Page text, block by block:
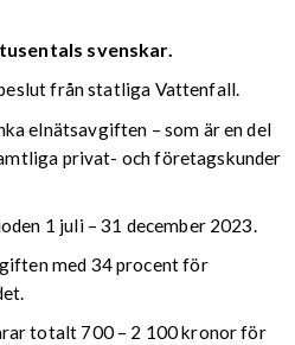
svenskar.
från statliga Vattenfall.
elnätsavgiften – som är en del
privat- och företagskunder
1 juli – 31 december 2023.
med 34 procent för
totalt 700 – 2 100 kronor för